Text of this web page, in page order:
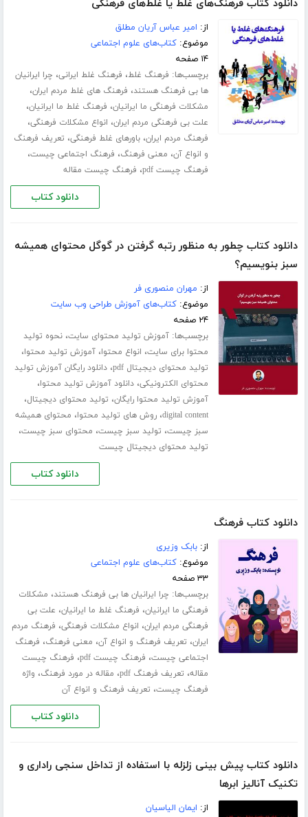
دانلود کتاب فرهنگ‌های غلط یا غلط‌های فرهنگی
از: امیر عباس آریان مطلق
موضوع:کتاب‌های علوم اجتماعی
۱۴ صفحه
برچسب‌ها: فرهنگ غلط، فرهنگ غلط ایرانی، چرا ایرانیان
ها بی فرهنگ هستند، فرهنگ های غلط مردم ایران،
مشکلات فرهنگی ما ایرانیان، فرهنگ غلط ما ایرانیان،
علت بی فرهنگی مردم ایران، انواع مشکلات فرهنگی،
فرهنگ مردم ایران،باورهای غلط فرهنگی، تعریف فرهنگ
و انواع آن، معنی فرهنگ، فرهنگ اجتماعی چیست،
فرهنگ چیست pdf ، فرهنگ چیست مقاله
دانلود کتاب
دانلود کتاب چطور به منظور رتبه گرفتن در گوگل محتوای همیشه
سبز بنویسیم؟
از: مهران منصوری فر
موضوع:کتاب‌های آموزش طراحی وب سایت
۲۴ صفحه
برچسب‌ها:آموزش تولید محتوای سایت،نحوه تولید
محتوا برای سایت، انواع محتوا،آموزش تولید محتوا،
تولید محتوای دیجیتال pdf ،دانلود رایگان آموزش تولید
محتوای الکترونیکی،دانلود آموزش تولید محتوا،
آموزش تولید محتوا رایگان، تولید محتوای دیجیتال،
digital content،روش های تولید محتوا، محتوای همیشه
سبز چیست، تولید سبز چیست، محتوای سبز چیست،
تولید محتوای دیجیتال چیست
دانلود کتاب
دانلود کتاب فرهنگ
از:بابک وزیری
موضوع:کتاب‌های علوم اجتماعی
۳۳ صفحه
برچسب‌ها: چرا ایرانیان ها بی فرهنگ هستند، مشکلات
فرهنگی ما ایرانیان، فرهنگ غلط ما ایرانیان، علت بی
فرهنگی مردم ایران، انواع مشکلات فرهنگی، فرهنگ مردم
ایران، تعریف فرهنگ و انواع آن، معنی فرهنگ، فرهنگ
اجتماعی چیست، فرهنگ چیست pdf ، فرهنگ چیست
مقاله، تعریف فرهنگ pdf ، مقاله در مورد فرهنگ، واژه
فرهنگ چیست، تعریف فرهنگ و انواع آن
دانلود کتاب
دانلود کتاب پیش بینی زلزله با استفاده از تداخل سنجی راداری و
تکنیک آنالیز ابرها
از: ایمان الیاسیان